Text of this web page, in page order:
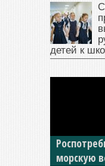
детей к
В Крыму
изъяли
накопил
ГИБДД